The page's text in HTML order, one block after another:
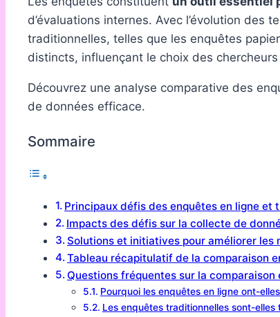
d’évaluations internes. Avec l’évolution
traditionnelles, telles que les enquêtes
distincts, influençant le choix des
Découvrez une analyse comparative des
de données efficace.
Sommaire
Principaux défis des enquêtes en ligne et
Impacts des défis sur la collecte de
Solutions et initiatives pour améliorer les
Tableau récapitulatif de la comparaison
Questions fréquentes sur la comparaison
Pourquoi les enquêtes en ligne ont-
Les enquêtes traditionnelles sont-elles